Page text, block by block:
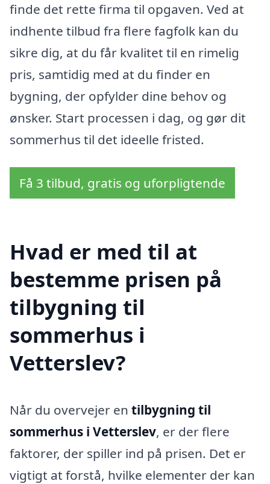
finde det rette firma til opgaven. Ved at
indhente tilbud fra flere fagfolk kan du
sikre dig, at du får kvalitet til en rimelig
pris, samtidig med at du finder en
bygning, der opfylder dine behov og
ønsker. Start processen i dag, og gør dit
sommerhus til det ideelle fristed.
Få 3 tilbud, gratis og uforpligtende
Hvad er med til at
bestemme prisen på
tilbygning til
sommerhus i
Vetterslev?
Når du overvejer en tilbygning til
sommerhus i Vetterslev, er der flere
faktorer, der spiller ind på prisen. Det er
vigtigt at forstå, hvilke elementer der kan